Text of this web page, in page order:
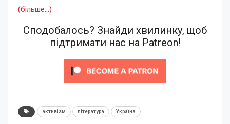
(більше…)
Сподобалось? Знайди хвилинку, щоб
підтримати нас на Patreon!
активізм література Україна